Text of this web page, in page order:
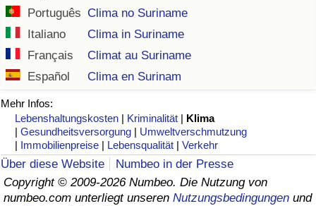
Português Clima no Suriname
Italiano
Clima in Suriname
Français
Climat au Suriname
Español
Clima en Surinam
Mehr Infos:
Lebenshaltungskosten | Kriminalität | Klima
|Gesundheitsversorgung | Umweltverschmutzung
| Immobilienpreise | Lebensqualität |Verkehr
Über diese Website
Numbeo in der Presse
Copyright © 2009-2026 Numbeo. Die Nutzung von
numbeo.com unterliegt unseren Nutzungsbedingungen und
Kriminalitäts-Index (aktuell)
Kriminalitäts-Index
Kriminalitätsindex nach Land
Gesundheitsversorgung
Gesundheitsversorgungs-Index (aktuell)
Gesundheitsversorgungs-Index